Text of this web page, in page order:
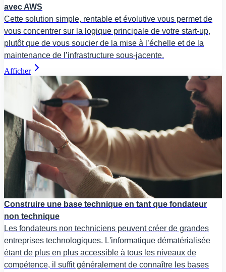
avec AWS
Cette solution simple, rentable et évolutive vous permet de
vous concentrer sur la logique principale de votre start-up,
plutôt que de vous soucier de la mise à l’échelle et de la
maintenance de l’infrastructure sous-jacente.
Afficher
Construire une base technique en tant que fondateur
non technique
Les fondateurs non techniciens peuvent créer de grandes
entreprises technologiques. L'informatique dématérialisée
étant de plus en plus accessible à tous les niveaux de
compétence, il suffit généralement de connaître les bases